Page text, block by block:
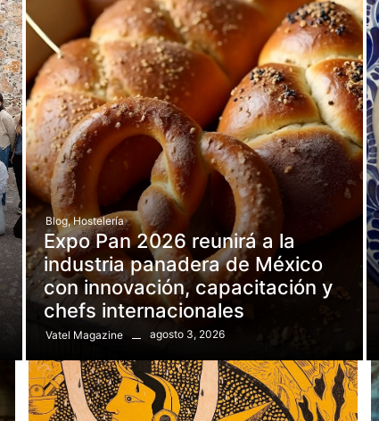
Blog, Hostelería
Expo Pan 2026 reunirá a la
industria panadera de México
con innovación, capacitación y
chefs internacionales
Vatel Magazine agosto 3, 2026